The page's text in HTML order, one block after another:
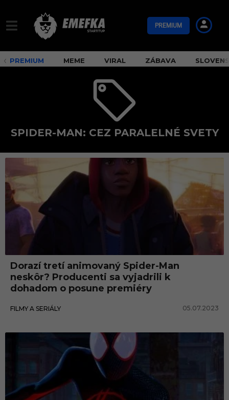
PREMIUM
PREMIUM MEME VIRAL ZÁBAVA
SPIDER-MAN: CEZ PARALELNÉ SVETY
p
d
-
M
a
n
C
a
Dorazí tretí animovaný Spider-Man
neskôr? Producenti sa vyjadrili k
dohadom o posune premiéry
FILMY A SERIÁLY 05.07.2023